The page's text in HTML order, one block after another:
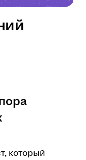
который